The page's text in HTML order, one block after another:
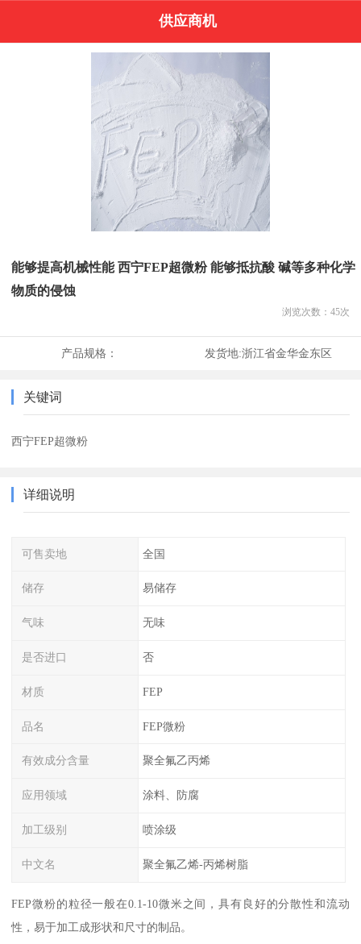
供应商机
能够提高机械性能 西宁FEP超微粉 能够抵抗酸 碱等多种化学
物质的侵蚀
浏览次数： 45次
产品规格： 发货地:浙江省金华金东区
关键词
西宁FEP超微粉
详细说明
可售卖地 全国
储存 易储存
气味 无味
是否进口 否
材质 FEP
品名 FEP微粉
有效成分含量 聚全氟乙丙烯
应用领域 涂料、防腐
加工级别 喷涂级
中文名 聚全氟乙烯-丙烯树脂
FEP微粉的粒径一般在0.1-10微米之间，具有良好的分散性和流动
性，易于加工成形状和尺寸的制品。